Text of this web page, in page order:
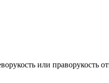
или праворукость